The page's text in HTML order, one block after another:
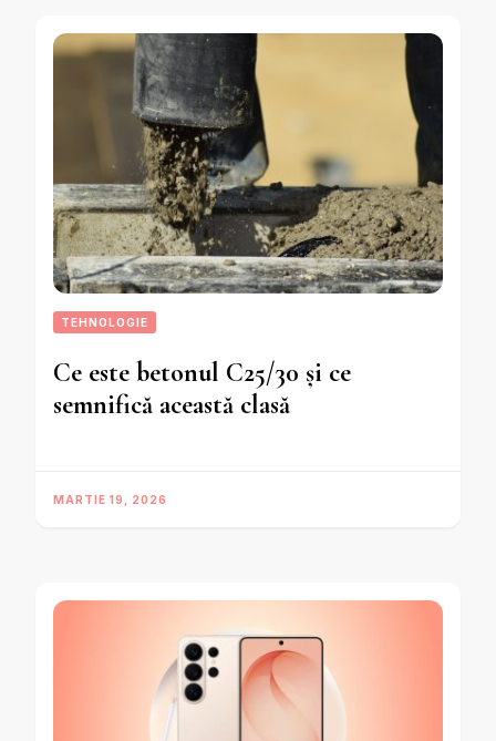
TEHNOLOGIE
Ce este betonul C25/30 și ce
semnifică această clasă
MARTIE 19, 2026